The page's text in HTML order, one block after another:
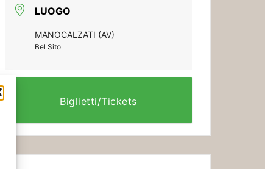
LUOGO
MANOCALZATI (AV)
Bel Sito
Biglietti/Tickets